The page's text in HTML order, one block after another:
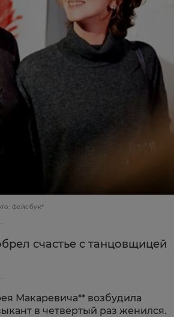
фейсбук*
счастье с танцовщицей
Макаревича** возбудила
в четвертый раз женился.